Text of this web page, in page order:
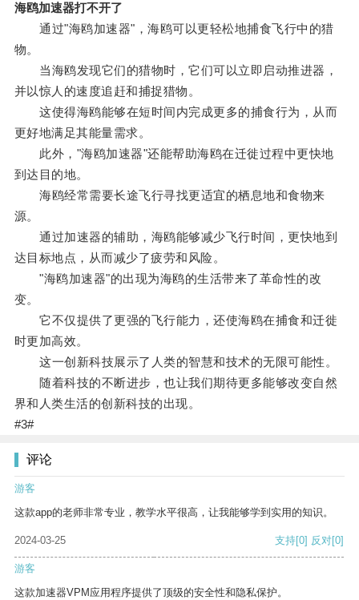
海鸥加速器打不开了
通过"海鸥加速器"，海鸥可以更轻松地捕食飞行中的猎
物。
当海鸥发现它们的猎物时，它们可以立即启动推进器，
并以惊人的速度追赶和捕捉猎物。
这使得海鸥能够在短时间内完成更多的捕食行为，从而
更好地满足其能量需求。
此外，"海鸥加速器"还能帮助海鸥在迁徙过程中更快地
到达目的地。
海鸥经常需要长途飞行寻找更适宜的栖息地和食物来
源。
通过加速器的辅助，海鸥能够减少飞行时间，更快地到
达目标地点，从而减少了疲劳和风险。
"海鸥加速器"的出现为海鸥的生活带来了革命性的改
变。
它不仅提供了更强的飞行能力，还使海鸥在捕食和迁徙
时更加高效。
这一创新科技展示了人类的智慧和技术的无限可能性。
随着科技的不断进步，也让我们期待更多能够改变自然
界和人类生活的创新科技的出现。
#3#
评论
游客
这款app的老师非常专业，教学水平很高，让我能够学到实用的知识。
2024-03-25 支持[0] 反对[0]
游客
这款加速器VPM应用程序提供了顶级的安全性和隐私保护。